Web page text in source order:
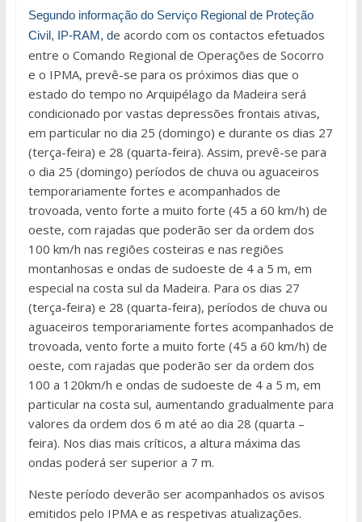
Segundo informação do Serviço Regional de Proteção
Civil, IP-RAM, de acordo com os contactos efetuados
entre o Comando Regional de Operações de Socorro
e o IPMA, prevê-se para os próximos dias que o
estado do tempo no Arquipélago da Madeira será
condicionado por vastas depressões frontais ativas,
em particular no dia 25 (domingo) e durante os dias 27
(terça-feira) e 28 (quarta-feira). Assim, prevê-se para
o dia 25 (domingo) períodos de chuva ou aguaceiros
temporariamente fortes e acompanhados de
trovoada, vento forte a muito forte (45 a 60 km/h) de
oeste, com rajadas que poderão ser da ordem dos
100 km/h nas regiões costeiras e nas regiões
montanhosas e ondas de sudoeste de 4 a 5 m, em
especial na costa sul da Madeira. Para os dias 27
(terça-feira) e 28 (quarta-feira), períodos de chuva ou
aguaceiros temporariamente fortes acompanhados de
trovoada, vento forte a muito forte (45 a 60 km/h) de
oeste, com rajadas que poderão ser da ordem dos
100 a 120km/h e ondas de sudoeste de 4 a 5 m, em
particular na costa sul, aumentando gradualmente para
valores da ordem dos 6 m até ao dia 28 (quarta –
feira). Nos dias mais críticos, a altura máxima das
ondas poderá ser superior a 7 m.
Neste período deverão ser acompanhados os avisos
emitidos pelo IPMA e as respetivas atualizações.